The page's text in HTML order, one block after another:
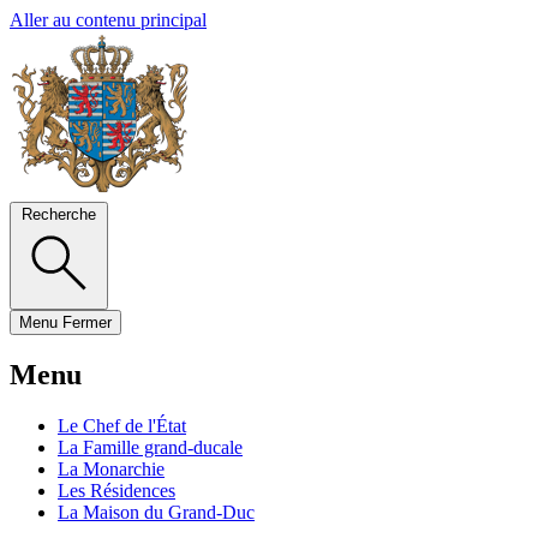
Aller au contenu principal
Recherche
Menu Fermer
Menu
Le Chef de l'État
La Famille grand-ducale
La Monarchie
Les Résidences
La Maison du Grand-Duc